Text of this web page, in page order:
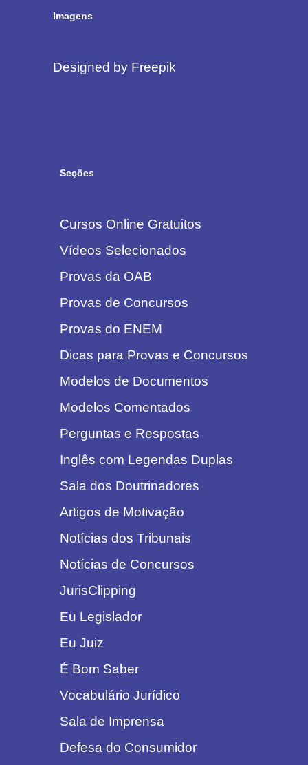
Imagens
Designed by Freepik
Seções
Cursos Online Gratuitos
Vídeos Selecionados
Provas da OAB
Provas de Concursos
Provas do ENEM
Dicas para Provas e Concursos
Modelos de Documentos
Modelos Comentados
Perguntas e Respostas
Inglês com Legendas Duplas
Sala dos Doutrinadores
Artigos de Motivação
Notícias dos Tribunais
Notícias de Concursos
JurisClipping
Eu Legislador
Eu Juiz
É Bom Saber
Vocabulário Jurídico
Sala de Imprensa
Defesa do Consumidor